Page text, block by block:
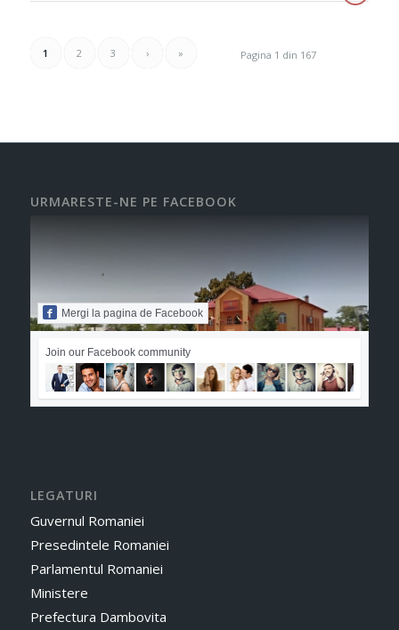
Pagina 1 din 167
1 2 3 › »
URMARESTE-NE PE FACEBOOK
Mergi la pagina de Facebook
Join our Facebook community
LEGATURI
Guvernul Romaniei
Presedintele Romaniei
Parlamentul Romaniei
Ministere
Prefectura Dambovita